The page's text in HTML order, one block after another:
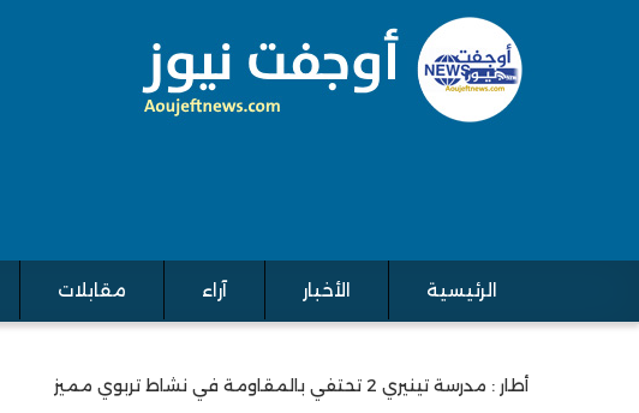
Main navigation
الرئيسية الأخبار آراء مقابلات
أطار : مدرسة تينيري 2 تحتفي بالمقاومة في نشاط تربوي مميز
Pagination